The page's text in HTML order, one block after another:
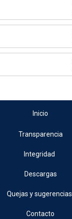
Inicio
Transparencia
Integridad
Descargas
Quejas y sugerencias
Contacto